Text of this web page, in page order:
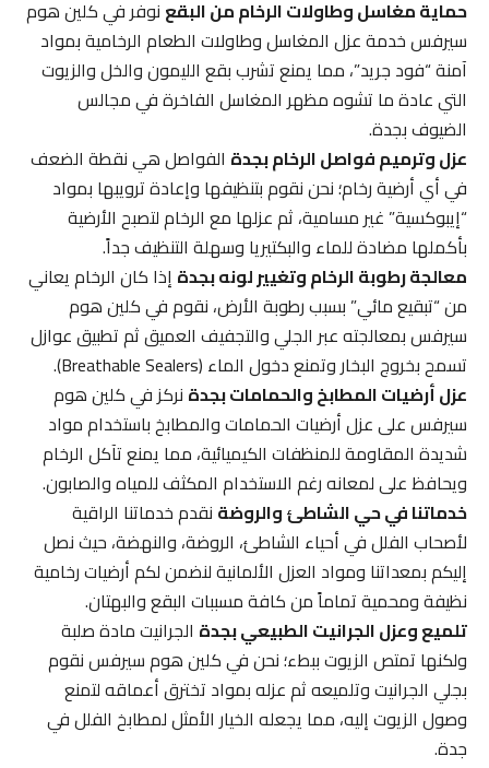
حماية مغاسل وطاولات الرخام من البقعنوفر في كلين هوم
سيرفس خدمة عزل المغاسل وطاولات الطعام الرخامية بمواد
آمنة “فود جريد”، مما يمنع تشرب بقع الليمون والخل والزيوت
التي عادة ما تشوه مظهر المغاسل الفاخرة في مجالس
الضيوف بجدة.
عزل وترميم فواصل الرخام بجدةالفواصل هي نقطة الضعف
في أي أرضية رخام؛ نحن نقوم بتنظيفها وإعادة ترويبها بمواد
“إيبوكسية” غير مسامية، ثم عزلها مع الرخام لتصبح الأرضية
بأكملها مضادة للماء والبكتيريا وسهلة التنظيف جداً.
معالجة رطوبة الرخام وتغيير لونه بجدةإذا كان الرخام يعاني
من “تبقيع مائي” بسبب رطوبة الأرض، نقوم في كلين هوم
سيرفس بمعالجته عبر الجلي والتجفيف العميق ثم تطبيق عوازل
تسمح بخروج البخار وتمنع دخول الماء (Breathable Sealers).
عزل أرضيات المطابخ والحمامات بجدةنركز في كلين هوم
سيرفس على عزل أرضيات الحمامات والمطابخ باستخدام مواد
شديدة المقاومة للمنظفات الكيميائية، مما يمنع تآكل الرخام
ويحافظ على لمعانه رغم الاستخدام المكثف للمياه والصابون.
خدماتنا في حي الشاطئ والروضةنقدم خدماتنا الراقية
لأصحاب الفلل في أحياء الشاطئ، الروضة، والنهضة، حيث نصل
إليكم بمعداتنا ومواد العزل الألمانية لنضمن لكم أرضيات رخامية
نظيفة ومحمية تماماً من كافة مسببات البقع والبهتان.
تلميع وعزل الجرانيت الطبيعي بجدةالجرانيت مادة صلبة
ولكنها تمتص الزيوت ببطء؛ نحن في كلين هوم سيرفس نقوم
بجلي الجرانيت وتلميعه ثم عزله بمواد تخترق أعماقه لتمنع
وصول الزيوت إليه، مما يجعله الخيار الأمثل لمطابخ الفلل في
جدة.